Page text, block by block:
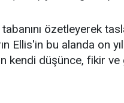
özetleyerek
Ellis'in bu alanda on
kendi düşünce, fikir ve